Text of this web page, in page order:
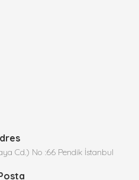
Cd.) No :66 Pendik İstanbul